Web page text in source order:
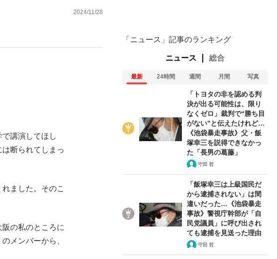
BTS厳戒トーキョー滞在記》RM→渋谷で飲み会、JIN→伊豆の...
2024/11/28
講演してほし
断られてしまっ
ました。そのこ
の私のところに
メンバーから、
「ニュース」記事のランキング
ニュース 総合
最新 24時間 週間 月間 写真
「トヨタの非を認める判
決が出る可能性は、限り
なくゼロ」裁判で“勝ち目
がない”と伝えたけれど…
《池袋暴走事故》父・飯
塚幸三を説得できなかっ
た「長男の葛藤」
守田 哲
「飯塚幸三は上級国民だ
から逮捕されない」は間
違いだった…《池袋暴走
事故》警視庁幹部が「自
民党議員」に呼び出され
ても逮捕を見送った理由
守田 哲